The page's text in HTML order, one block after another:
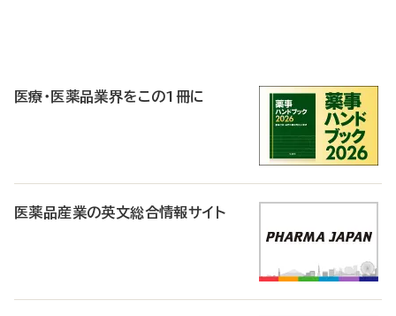
医療・医薬品業界をこの1冊に
医薬品産業の英文総合情報サイト